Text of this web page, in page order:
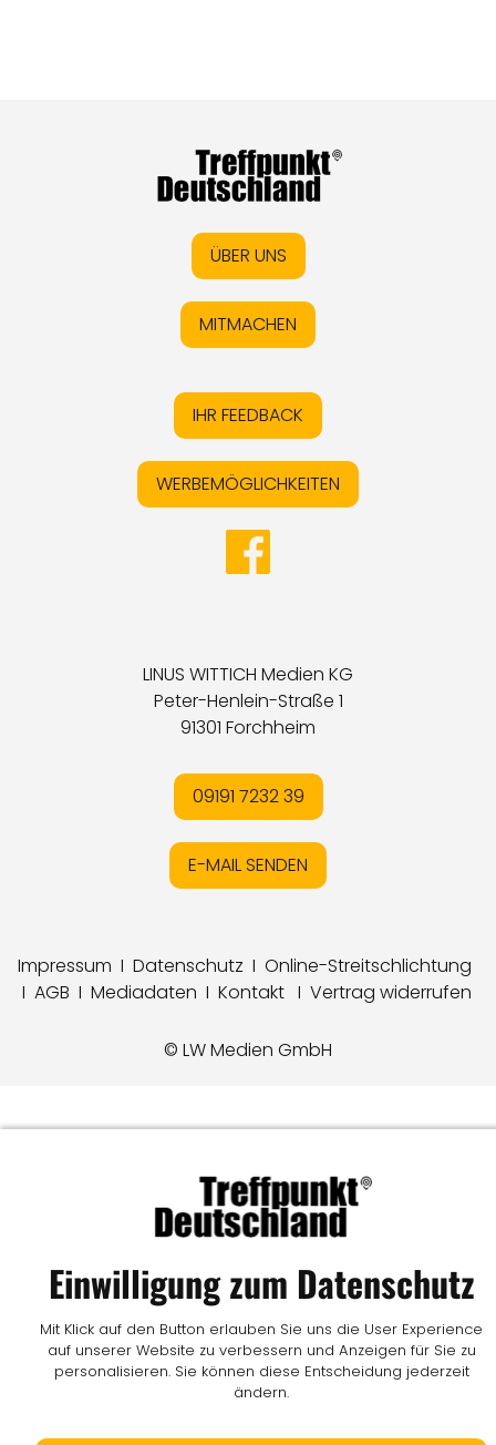
ÜBER UNS
MITMACHEN
IHR FEEDBACK
WERBEMÖGLICHKEITEN
LINUS WITTICH Medien KG
Peter-Henlein-Straße 1
91301 Forchheim
09191 7232 39
E-MAIL SENDEN
Impressum I Datenschutz I Online-Streitschlichtung
I AGB I Mediadaten I Kontakt I Vertrag widerrufen
© LW Medien GmbH
Einwilligung zum Datenschutz
Mit Klick auf den Button erlauben Sie uns die User Experience
auf unserer Website zu verbessern und Anzeigen für Sie zu
personalisieren. Sie können diese Entscheidung jederzeit
ändern.